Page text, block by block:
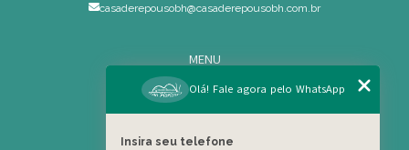
casaderepousobh@casaderepousobh.com.br
MENU
Home
Institucional
Olá! Fale agora pelo WhatsApp
Insira seu telefone